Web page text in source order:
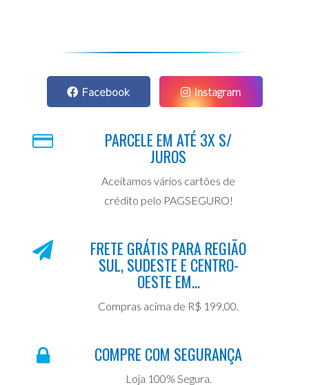
Facebook Instagram
PARCELE EM ATÉ 3X S/
JUROS
Aceitamos vários cartões de
crédito pelo PAGSEGURO!
FRETE GRÁTIS PARA REGIÃO
SUL, SUDESTE E CENTRO-
OESTE EM...
Compras acima de R$ 199,00.
COMPRE COM SEGURANÇA
Loja 100% Segura.